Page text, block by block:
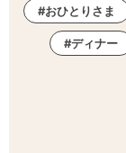
おひとりさま
ディナー